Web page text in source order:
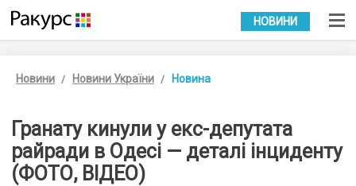
УКР РУС
НОВИНИ
Новини Новини України Новина
Гранату кинули у екс-депутата
райради в Одесі — деталі інциденту
(ФОТО, ВІДЕО)